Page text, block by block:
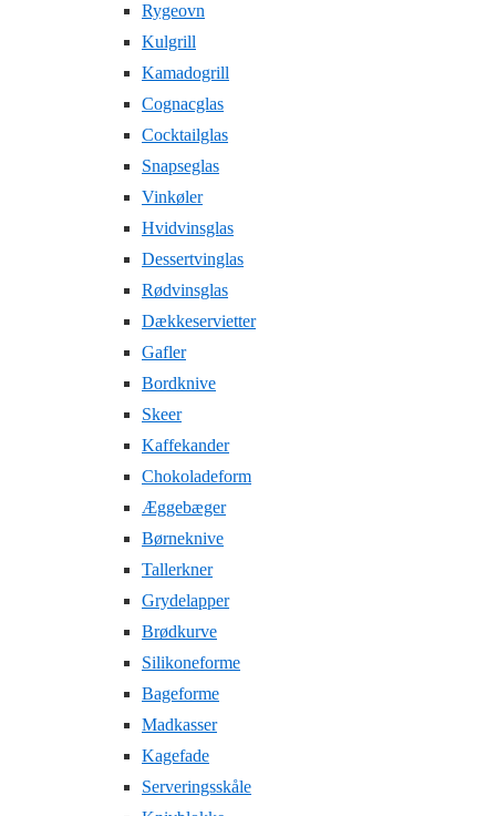
Rygeovn
Kulgrill
Kamadogrill
Cognacglas
Cocktailglas
Snapseglas
Vinkøler
Hvidvinsglas
Dessertvinglas
Rødvinsglas
Dækkeservietter
Gafler
Bordknive
Skeer
Kaffekander
Chokoladeform
Æggebæger
Børneknive
Tallerkner
Grydelapper
Brødkurve
Silikoneforme
Bageforme
Madkasser
Kagefade
Serveringsskåle